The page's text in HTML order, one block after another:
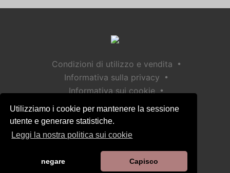
Utilizziamo i cookie per mantenere la sessione
utente e generare statistiche.
Leggi la nostra politica sui cookie
negare Capisco
Condizioni di utilizzo e vendita •
Informativa sulla privacy •
Informativa sui cookie •
Politica sulla sicurezza dei bambini
Aiuto / Contatto